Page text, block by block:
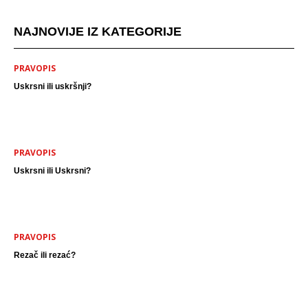
NAJNOVIJE IZ KATEGORIJE
PRAVOPIS
Uskrsni ili uskršnji?
PRAVOPIS
Uskrsni ili Uskrsni?
PRAVOPIS
Rezač ili rezać?